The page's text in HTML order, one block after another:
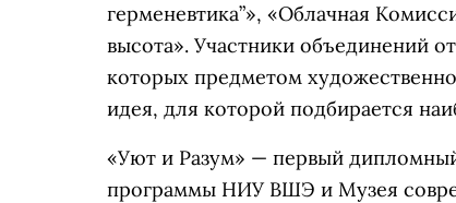
герменевтика”», «Облачная
высота». Участники объединений
которых предметом
идея, для которой подбирается
«Уют и Разум» — первый
программы НИУ ВШЭ и Музея